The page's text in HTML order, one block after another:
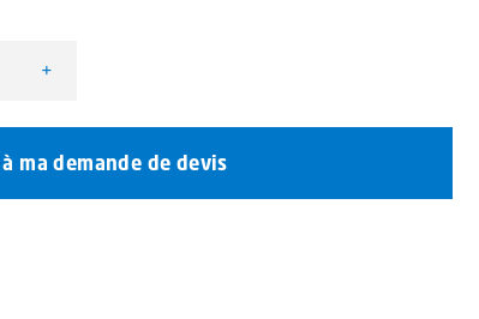
à l'avant pour rampe VEGA
+
ma demande de devis